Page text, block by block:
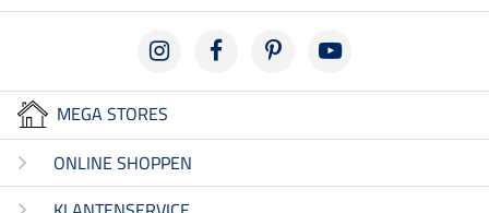
MEGA STORES
ONLINE SHOPPEN